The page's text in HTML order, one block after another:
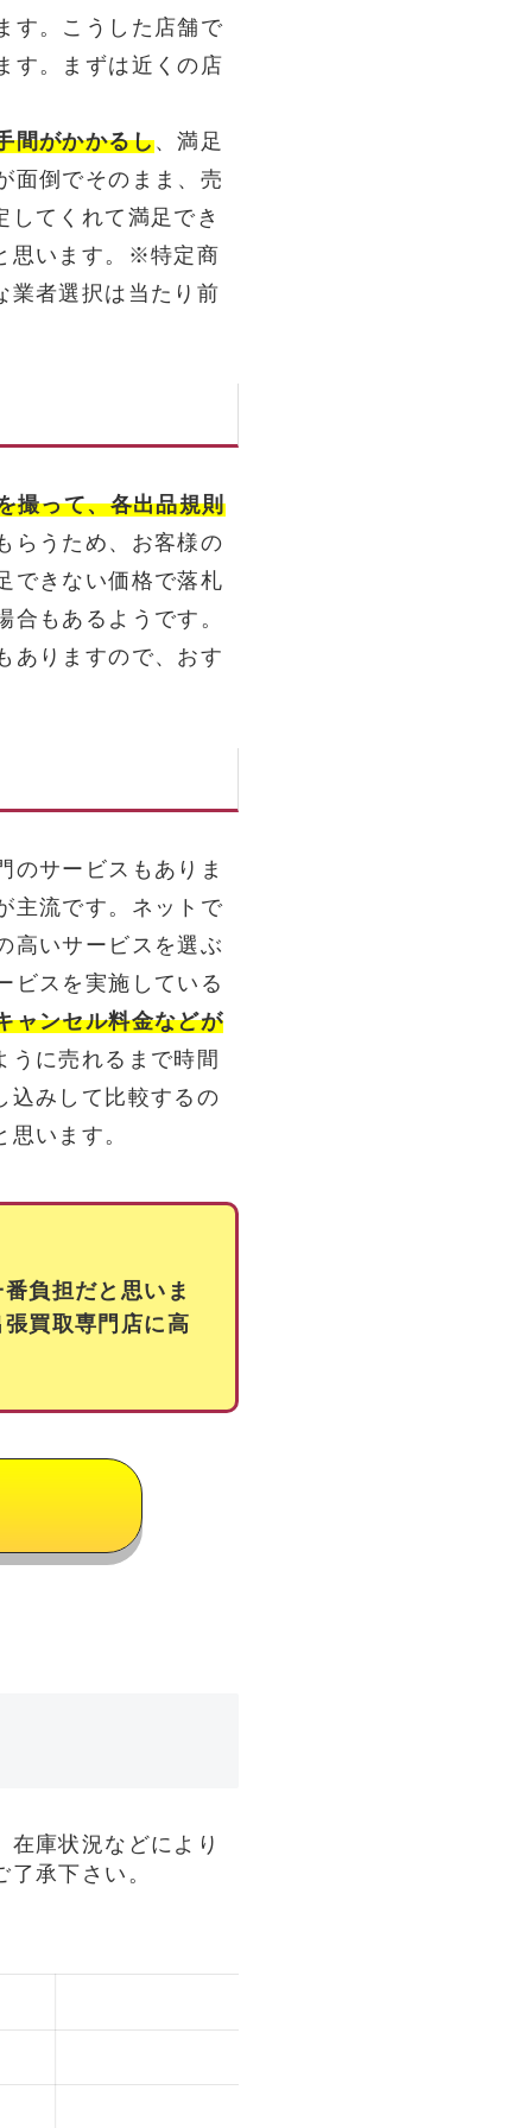
す。こうした店舗で
す。まずは近くの店
間がかかるし、満足
面倒でそのまま、売
てくれて満足でき
思います。※特定商
業者選択は当たり前
撮って、各出品規則
らうため、お客様の
できない価格で落札
もあるようです。
ありますので、おす
のサービスもありま
主流です。ネットで
高いサービスを選ぶ
ビスを実施している
ャンセル料金などが
うに売れるまで時間
込みして比較するの
います。
負担だと思いま
買取専門店に高
庫状況などにより
承下さい。